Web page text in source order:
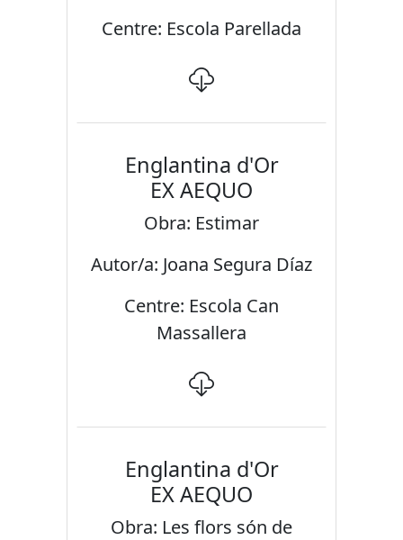
Centre: Escola Parellada
Englantina d'Or
EX AEQUO
Obra: Estimar
Autor/a: Joana Segura Díaz
Centre: Escola Can
Massallera
Englantina d'Or
EX AEQUO
Obra: Les flors són de